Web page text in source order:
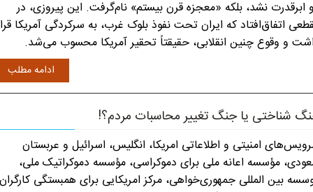
ابرقدرت نشد، بلکه «معجزه قرن بیستم» نام‌گرفت. این پیروزی، در
اتفاق‌افتاد که ایران تحت نفوذ بلوک غرب، به سرکردگی آمریکا
و وقوع چنین انقلابی، حقیقتاً تحقیر آمریکا محسوب می‌شد.
ادامه مطلب
شناختی یا جنگ تغییر محاسبات مردم؟!
امنیتی و اطلاعاتی امریکا، انگلیس، اسرائیل و عربستان
مؤسسه اعانه ملی برای دموکراسی، مؤسسه دموکراتیک ملی،
بین المللی جمهوری‌خواهی، مرکز امریکایی برای همبستگی